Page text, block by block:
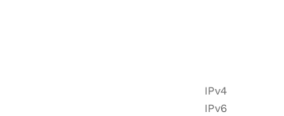
IPv4
IPv6